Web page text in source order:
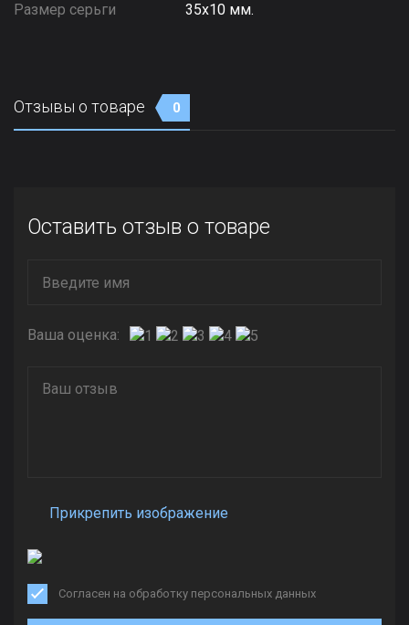
Размер серьги
35х10 мм.
Отзывы о товаре 0
Оставить отзыв о товаре
Ваша оценка:
Прикрепить изображение
Согласен на обработку персональных данных